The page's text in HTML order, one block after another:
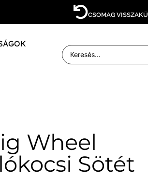
CSOMAG
Wheel
Sötét